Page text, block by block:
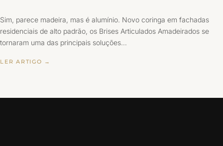
Sim, parece madeira, mas é alumínio. Novo coringa em fachadas
residenciais de alto padrão, os Brises Articulados Amadeirados se
tornaram uma das principais soluções…
LER ARTIGO →